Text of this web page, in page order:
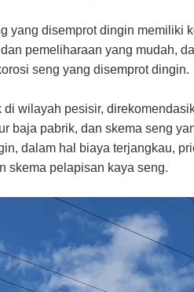
yang disemprot dingin
pemeliharaan yang mudah,
seng yang disemprot dingin.
wilayah pesisir,
baja pabrik, dan skema seng
dalam hal biaya terjangkau,
skema pelapisan kaya seng.